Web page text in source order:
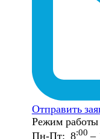
Отправить
Режим работы
Пн-Пт: 8:00 –